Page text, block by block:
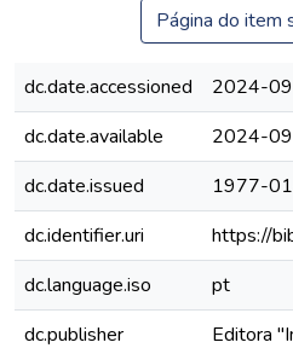
Página do item
dc.date.accessioned
2024-
dc.date.available
2024-
dc.date.issued
1977-
dc.identifier.uri
https://
dc.language.iso
pt
dc.publisher
Editora